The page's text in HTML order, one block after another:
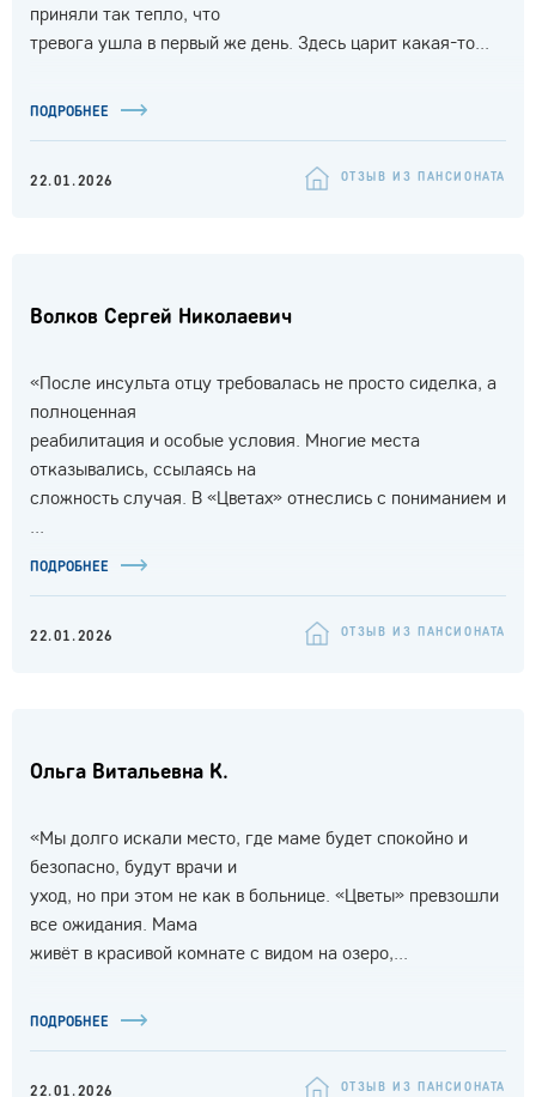
приняли так тепло, что
тревога ушла в первый же день. Здесь царит какая-то...
ПОДРОБНЕЕ
22.01.2026 ОТЗЫВ ИЗ ПАНСИОНАТА
Волков Сергей Николаевич
«После инсульта отцу требовалась не просто сиделка, а
полноценная
реабилитация и особые условия. Многие места
отказывались, ссылаясь на
сложность случая. В «Цветах» отнеслись с пониманием и
...
ПОДРОБНЕЕ
22.01.2026 ОТЗЫВ ИЗ ПАНСИОНАТА
Ольга Витальевна К.
«Мы долго искали место, где маме будет спокойно и
безопасно, будут врачи и
уход, но при этом не как в больнице. «Цветы» превзошли
все ожидания. Мама
живёт в красивой комнате с видом на озеро,...
ПОДРОБНЕЕ
22.01.2026 ОТЗЫВ ИЗ ПАНСИОНАТА